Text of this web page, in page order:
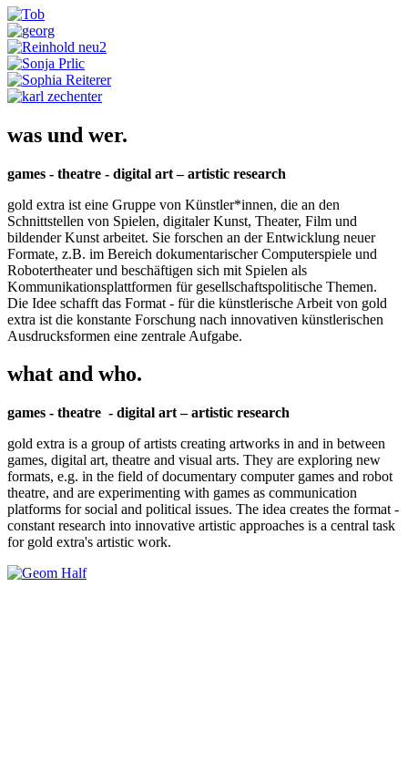
was und wer.
games - theatre - digital art – artistic research
gold extra ist eine Gruppe von Künstler*innen, die an den
Schnittstellen von Spielen, digitaler Kunst, Theater, Film und
bildender Kunst arbeitet. Sie forschen an der Entwicklung neuer
Formate, z.B. im Bereich dokumentarischer Computerspiele und
Robotertheater und beschäftigen sich mit Spielen als
Kommunikationsplattformen für gesellschaftspolitische Themen.
Die Idee schafft das Format - für die künstlerische Arbeit von gold
extra ist die konstante Forschung nach innovativen künstlerischen
Ausdrucksformen eine zentrale Aufgabe.
what and who.
games - theatre - digital art – artistic research
gold extra is a group of artists creating artworks in and in between
games, digital art, theatre and visual arts. They are exploring new
formats, e.g. in the field of documentary computer games and robot
theatre, and are experimenting with games as communication
platforms for social and political issues. The idea creates the format -
constant research into innovative artistic approaches is a central task
for gold extra's artistic work.